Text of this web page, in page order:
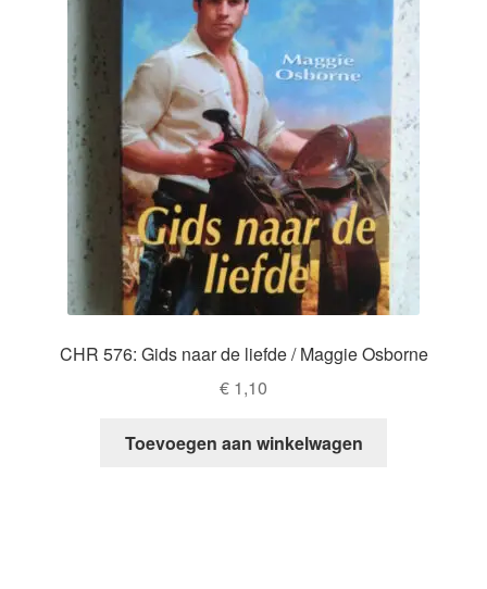
CHR 576: Gids naar de liefde / Maggie Osborne
€ 1,10
Toevoegen aan winkelwagen